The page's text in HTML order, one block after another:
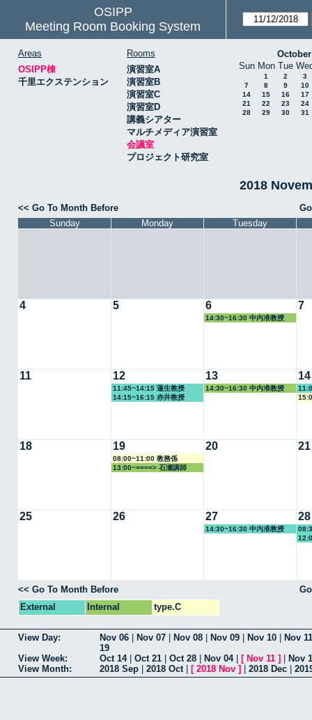
OSIPP
Meeting Room Booking System
Areas
OSIPP棟
千里エクステンション
Rooms
演習室A
演習室B
演習室C
演習室D
講義シアター
マルチメディア演習室
会議室
プロジェクト研究室
Sun Mon Tue
1 2
3
7
8 9
10
14
15 16
17
21
22 23
24
28
29 30 31
2018
<< Go To Month Before
Sunday
Monday Tuesday
4 5 6
14:30~16:30 中内准教授
7
11 12
11:45~14:15 蓮生教授
14:15~16:15 赤井教授
13
14:30~16:30 中内准教授
14
18 19
08:00~11:00 教務係
13:00~====> 石瀬講師
20 21
25 26 27
14:30~16:30 中内准教授
28
<< Go To Month Before
External
Internal type.C
View Day: Nov 06 Nov 07 Nov 08 Nov 09 Nov 10
Nov 11
19
View Week:
Oct 14| Oct 21 Oct 28 Nov 04| [ Nov 11 ]
Nov
View Month:
2018 Sep 2018 Oct [ 2018 Nov ] 2018 Dec